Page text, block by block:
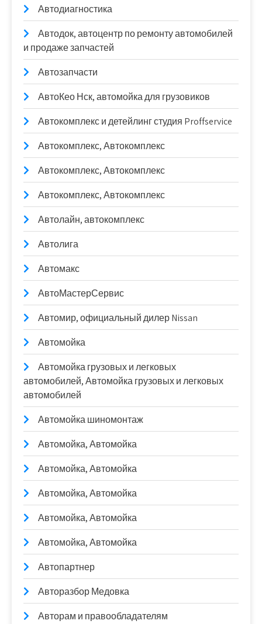
Автодиагностика
Автодок, автоцентр по ремонту автомобилей
и продаже запчастей
Автозапчасти
АвтоКео Нск, автомойка для грузовиков
Автокомплекс и детейлинг студия Proffservice
Автокомплекс, Автокомплекс
Автокомплекс, Автокомплекс
Автокомплекс, Автокомплекс
Автолайн, автокомплекс
Автолига
Автомакс
АвтоМастерСервис
Автомир, официальный дилер Nissan
Автомойка
Автомойка грузовых и легковых
автомобилей, Автомойка грузовых и легковых
автомобилей
Автомойка шиномонтаж
Автомойка, Автомойка
Автомойка, Автомойка
Автомойка, Автомойка
Автомойка, Автомойка
Автомойка, Автомойка
Автопартнер
Авторазбор Медовка
Авторам и правообладателям